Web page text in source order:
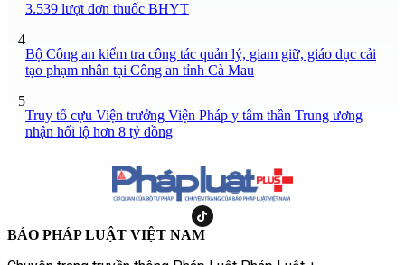
3.539 lượt đơn thuốc BHYT
4
Bộ Công an kiểm tra công tác quản lý, giam giữ, giáo dục cải
tạo phạm nhân tại Công an tỉnh Cà Mau
5
Truy tố cựu Viện trưởng Viện Pháp y tâm thần Trung ương
nhận hối lộ hơn 8 tỷ đồng
BÁO PHÁP LUẬT VIỆT NAM